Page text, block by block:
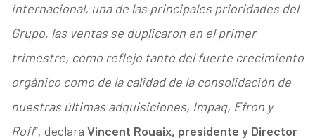
internacional, una de las principales prioridades del
Grupo, las ventas se duplicaron en el primer
trimestre, como reflejo tanto del fuerte crecimiento
orgánico como de la calidad de la consolidación de
nuestras últimas adquisiciones, Impaq, Efron y
Roff”, declara Vincent Rouaix, presidente y Director